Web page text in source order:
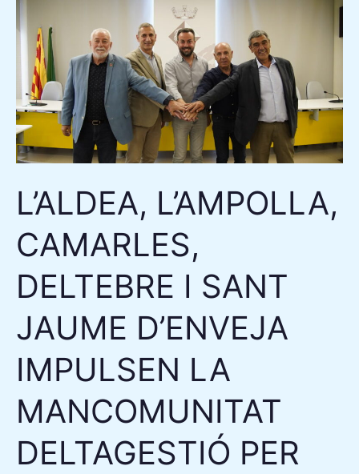
L’ALDEA, L’AMPOLLA,
CAMARLES,
DELTEBRE I SANT
JAUME D’ENVEJA
IMPULSEN LA
MANCOMUNITAT
DELTAGESTIÓ PER
L’AMPOLLA,
CAMARLES,
DELTEBRE
I
SANT
JAUME
IMPULSEN
LA
MANCOMUNITAT
PER
AGLUTINAR
SERVEIS
PÚBLICS